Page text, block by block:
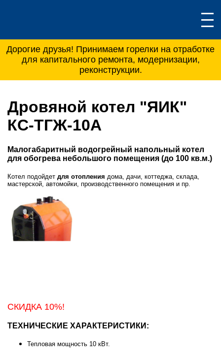
Дорогие друзья! Принимаем горелки на отработке
для капитального ремонта, модернизации,
реконструкции.
Дровяной котел "ЯИК"
КС-ТГЖ-10А
Малогабаритный водогрейный напольный котел
для обогрева небольшого помещения (до 100 кв.м.)
Котел подойдет для отопления дома, дачи, коттеджа, склада,
мастерской, автомойки, производственного помещения и пр.
СКИДКА 10%!
ТЕХНИЧЕСКИЕ ХАРАКТЕРИСТИКИ:
Тепловая мощность 10 кВт.